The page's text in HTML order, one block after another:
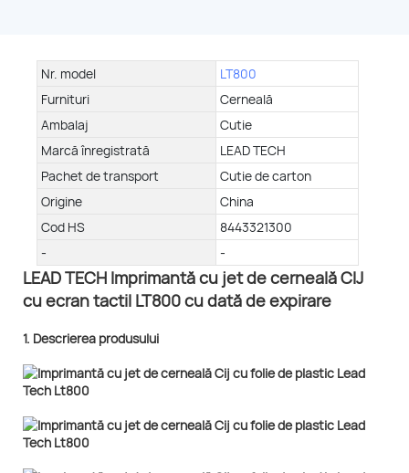
Nr. model
LT800
Furnituri
Cerneală
Ambalaj
Cutie
Marcă înregistrată
LEAD TECH
Pachet de transport
Cutie de carton
Origine
China
Cod HS
8443321300
-
-
LEAD TECH Imprimantă cu jet de cerneală CIJ
cu ecran tactil LT800 cu dată de expirare
1. Descrierea produsului